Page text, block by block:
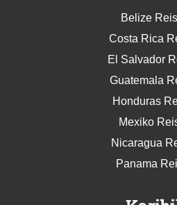
Belize
Costa Rica
El Salvador
Guatemala
Honduras
Mexiko
Nicaragua
Panama